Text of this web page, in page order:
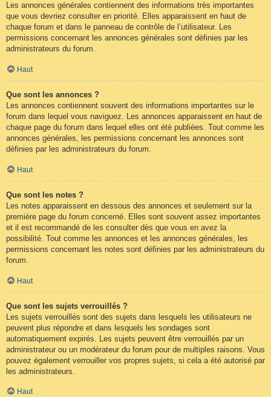
Les annonces générales contiennent des informations très importantes
que vous devriez consulter en priorité. Elles apparaissent en haut de
chaque forum et dans le panneau de contrôle de l’utilisateur. Les
permissions concernant les annonces générales sont définies par les
administrateurs du forum.
Haut
Que sont les annonces ?
Les annonces contiennent souvent des informations importantes sur le
forum dans lequel vous naviguez. Les annonces apparaissent en haut de
chaque page du forum dans lequel elles ont été publiées. Tout comme les
annonces générales, les permissions concernant les annonces sont
définies par les administrateurs du forum.
Haut
Que sont les notes ?
Les notes apparaissent en dessous des annonces et seulement sur la
première page du forum concerné. Elles sont souvent assez importantes
et il est recommandé de les consulter dès que vous en avez la
possibilité. Tout comme les annonces et les annonces générales, les
permissions concernant les notes sont définies par les administrateurs du
forum.
Haut
Que sont les sujets verrouillés ?
Les sujets verrouillés sont des sujets dans lesquels les utilisateurs ne
peuvent plus répondre et dans lesquels les sondages sont
automatiquement expirés. Les sujets peuvent être verrouillés par un
administrateur ou un modérateur du forum pour de multiples raisons. Vous
pouvez également verrouiller vos propres sujets, si cela a été autorisé par
les administrateurs.
Haut